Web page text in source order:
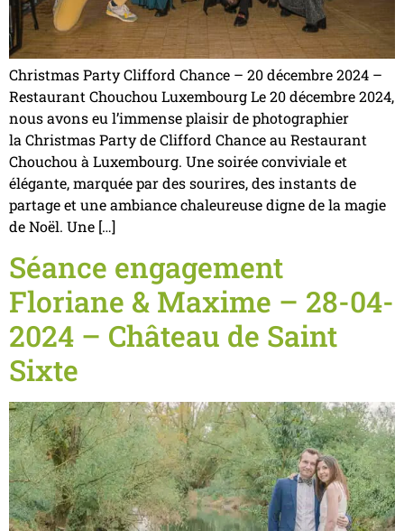
Christmas Party Clifford Chance – 20 décembre 2024 –
Restaurant Chouchou Luxembourg Le 20 décembre 2024,
nous avons eu l’immense plaisir de photographier
la Christmas Party de Clifford Chance au Restaurant
Chouchou à Luxembourg. Une soirée conviviale et
élégante, marquée par des sourires, des instants de
partage et une ambiance chaleureuse digne de la magie
de Noël. Une […]
Séance engagement
Floriane & Maxime – 28-04-
2024 – Château de Saint
Sixte